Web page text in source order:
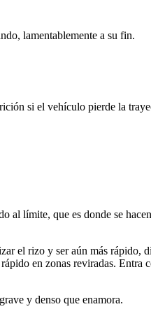
lamentablemente a su fin.
si el vehículo pierde la
al límite, que es donde se
el rizo y ser aún más rápido,
en zonas reviradas. Entra
y denso que enamora.